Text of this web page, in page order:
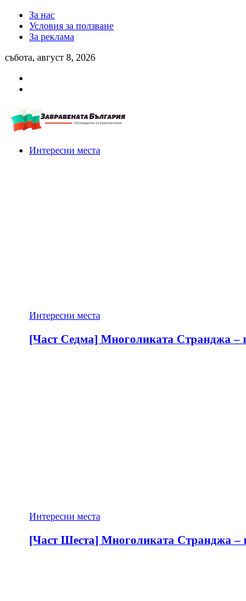
За нас
Условия за ползване
За реклама
събота, август 8, 2026
Интересни места
Интересни места
[Част Седма] Многоликата Странджа –
Интересни места
[Част Шеста] Многоликата Странджа –